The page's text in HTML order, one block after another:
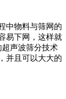
物料与筛网的
易下网，这样就
声波筛分技术
并且可以大大的